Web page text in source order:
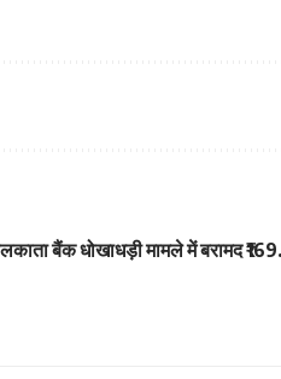
बैंक धोखाधड़ी मामले में बरामद